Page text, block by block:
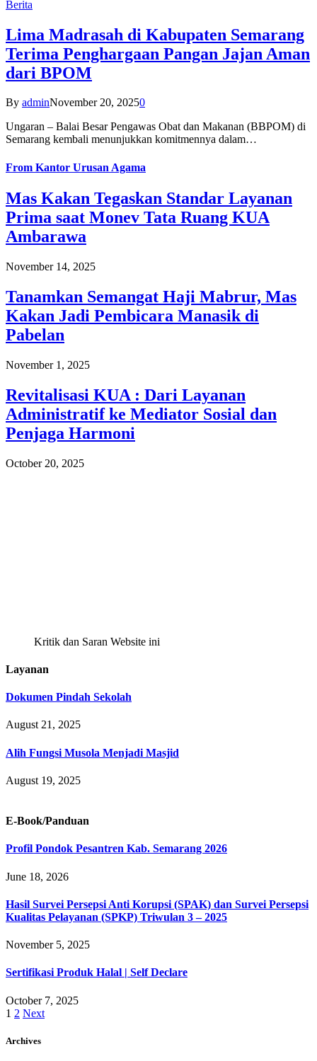
Berita
Lima Madrasah di Kabupaten Semarang
Terima Penghargaan Pangan Jajan Aman
dari BPOM
By adminNovember 20, 20250
Ungaran – Balai Besar Pengawas Obat dan Makanan (BBPOM) di
Semarang kembali menunjukkan komitmennya dalam…
From Kantor Urusan Agama
Mas Kakan Tegaskan Standar Layanan
Prima saat Monev Tata Ruang KUA
Ambarawa
November 14, 2025
Tanamkan Semangat Haji Mabrur, Mas
Kakan Jadi Pembicara Manasik di
Pabelan
November 1, 2025
Revitalisasi KUA : Dari Layanan
Administratif ke Mediator Sosial dan
Penjaga Harmoni
October 20, 2025
Kritik dan Saran Website ini
Layanan
Dokumen Pindah Sekolah
August 21, 2025
Alih Fungsi Musola Menjadi Masjid
August 19, 2025
E-Book/Panduan
Profil Pondok Pesantren Kab. Semarang 2026
June 18, 2026
Hasil Survei Persepsi Anti Korupsi (SPAK) dan Survei Persepsi
Kualitas Pelayanan (SPKP) Triwulan 3 – 2025
November 5, 2025
Sertifikasi Produk Halal | Self Declare
October 7, 2025
1 2 Next
Archives